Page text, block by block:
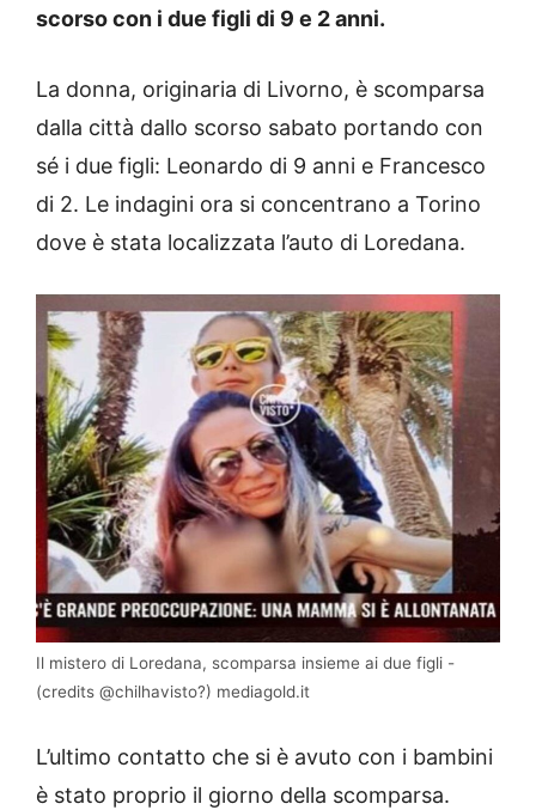
scorso con i due figli di 9 e 2 anni.
La donna, originaria di Livorno, è scomparsa
dalla città dallo scorso sabato portando con
sé i due figli: Leonardo di 9 anni e Francesco
di 2. Le indagini ora si concentrano a Torino
dove è stata localizzata l’auto di Loredana.
Il mistero di Loredana, scomparsa insieme ai due figli -
(credits @chilhavisto?) mediagold.it
L’ultimo contatto che si è avuto con i bambini
è stato proprio il giorno della scomparsa.